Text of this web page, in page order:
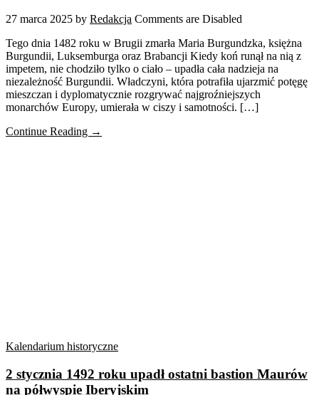
27 marca 2025 by Redakcja Comments are Disabled
Tego dnia 1482 roku w Brugii zmarła Maria Burgundzka, księżna
Burgundii, Luksemburga oraz Brabancji Kiedy koń runął na nią z
impetem, nie chodziło tylko o ciało – upadła cała nadzieja na
niezależność Burgundii. Władczyni, która potrafiła ujarzmić potęgę
mieszczan i dyplomatycznie rozgrywać najgroźniejszych
monarchów Europy, umierała w ciszy i samotności. […]
Continue Reading →
Kalendarium historyczne
2 stycznia 1492 roku upadł ostatni bastion Maurów
na półwyspie Iberyjskim